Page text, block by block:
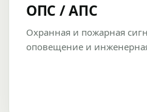
ОПС / АПС
Охранная и пожарная
оповещение и